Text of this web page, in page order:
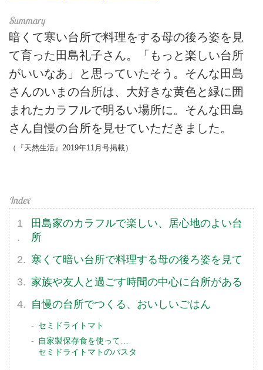
暗くて寒い台所で料理をする母の後ろ姿を見
て育った田島礼子さん。「もっと楽しい台所
がいいなあ」と思っていたそう。そんな田島
さんのいまの台所は、大好きな黄色と緑に囲
まれたカラフルで明るい場所に。そんな田島
さん自慢の台所を見せていただきました。
（『天然生活』2019年11月号掲載）
田島家のカラフルで楽しい、居心地のよい台
所
寒くて暗い台所で料理する母の後ろ姿を見て
家族や友人と過ごす時間の中心に台所がある
自慢の台所でつくる、おいしいごはん
セミドライトマト
自家製保存食を使って…
セミドライトマトのパスタ